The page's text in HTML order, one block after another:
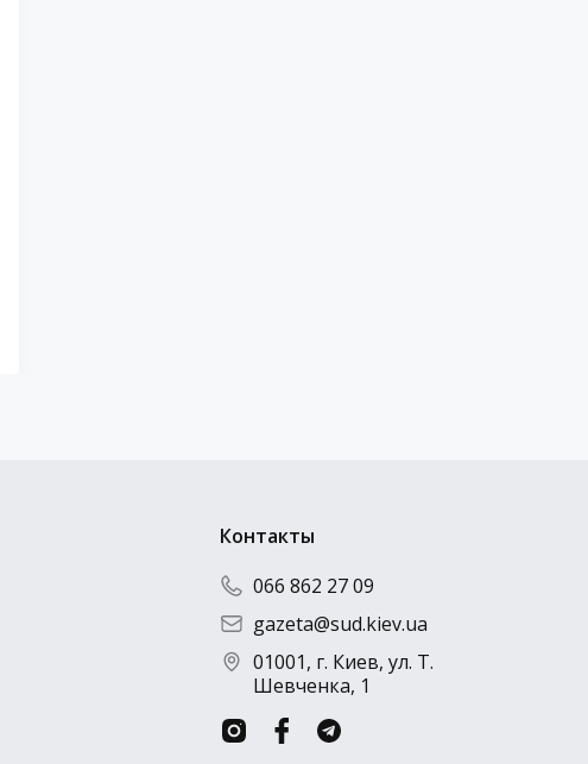
Контакты
066 862 27 09
gazeta@sud.kiev.ua
01001, г. Киев, ул. Т.
Шевченка, 1